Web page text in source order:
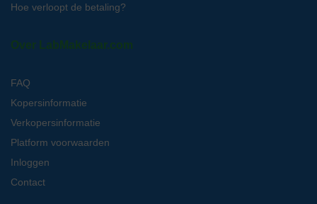
Hoe verloopt de betaling?
Over LabMakelaar.com
FAQ
Kopersinformatie
Verkopersinformatie
Platform voorwaarden
Inloggen
Contact